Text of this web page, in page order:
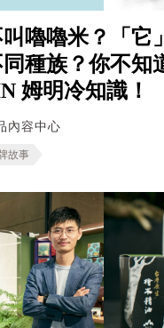
叫嚕嚕米？「它
種族？你不知
姆明冷知識！
內容中心
故事